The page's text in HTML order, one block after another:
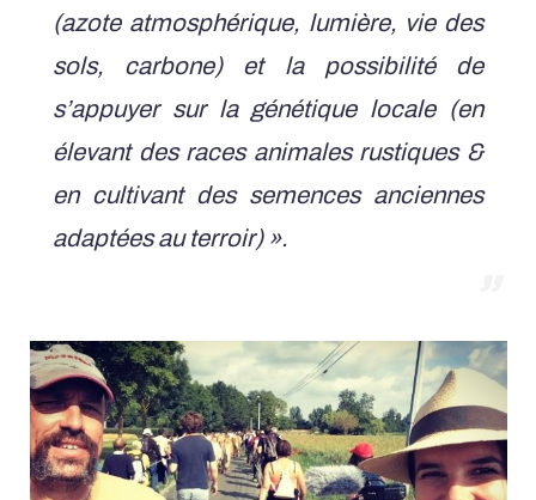
(azote atmosphérique, lumière, vie des
sols, carbone) et la possibilité de
s’appuyer sur la génétique locale (en
élevant des races animales rustiques &
en cultivant des semences anciennes
adaptées au terroir) ».